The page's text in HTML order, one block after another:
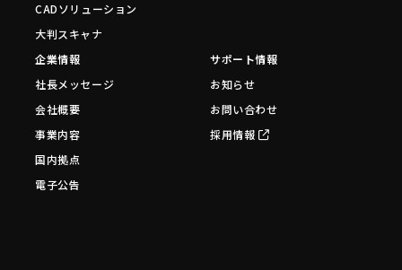
CADソリューション
大判スキャナ
企業情報
社長メッセージ
会社概要
事業内容
国内拠点
電子公告
サポート情報
お知らせ
お問い合わせ
採用情報